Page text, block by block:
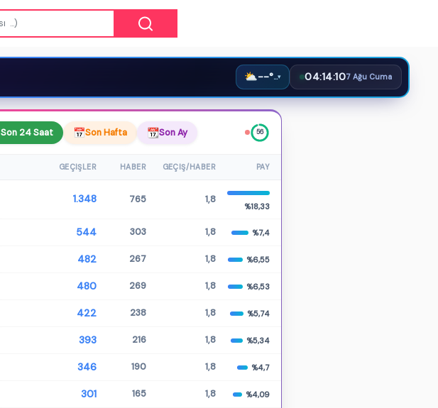
⛅--°… 04:14:117 Ağu Cuma
Son 24 Saat Son Hafta Son Ay 55
GEÇIŞLER HABER GEÇIŞ/HABER PAY
1.348 765 1,8
%18,33
544 303 1,8 %7,4
482 267 1,8 %6,55
480 269 1,8 %6,53
422 238 1,8 %5,74
393 216 1,8 %5,34
346 190 1,8 %4,7
301 165 1,8 %4,09